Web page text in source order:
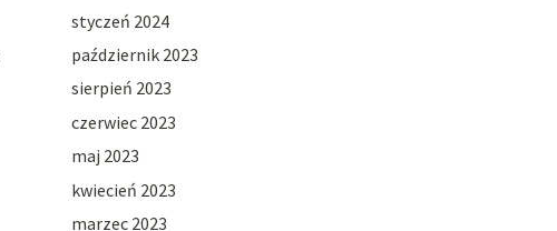
styczeń 2024
październik 2023
sierpień 2023
czerwiec 2023
maj 2023
kwiecień 2023
marzec 2023